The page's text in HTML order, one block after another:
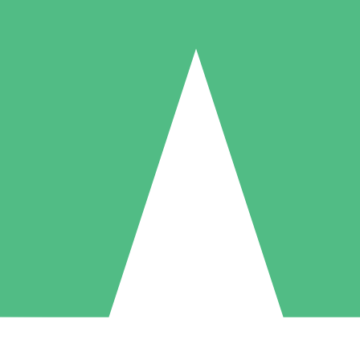
Packs de Crédits Individuels
à l'utilisation avec des crédits de téléchargement. Sans engagement
5 Téléchargements
US$